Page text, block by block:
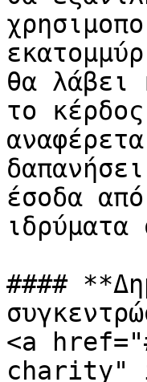
θα λάβει
το
έσοδα
####
<a
charity"